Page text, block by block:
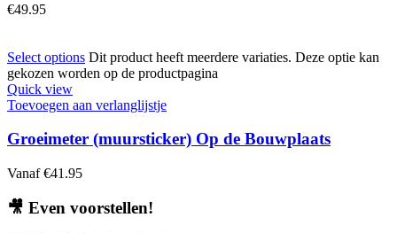
€49.95
Select options Dit product heeft meerdere variaties. Deze optie kan
gekozen worden op de productpagina
Quick view
Toevoegen aan verlanglijstje
Groeimeter (muursticker) Op de Bouwplaats
Vanaf €41.95
🎥 Even voorstellen!